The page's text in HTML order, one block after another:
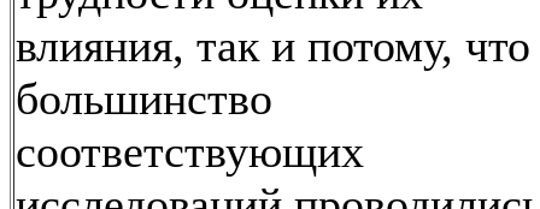
влияния, так и потому, что
большинство
соответствующих